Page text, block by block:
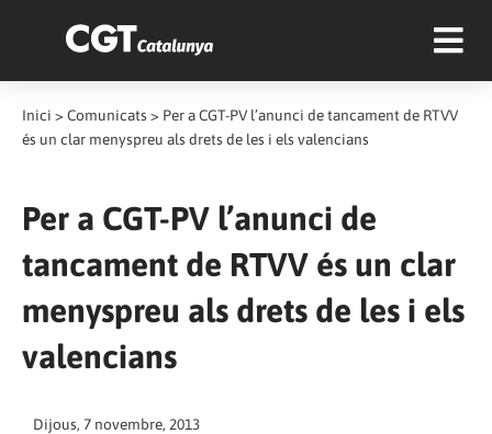
Inici > Comunicats > Per a CGT-PV l’anunci de tancament de RTVV
és un clar menyspreu als drets de les i els valencians
Per a CGT-PV l’anunci de
tancament de RTVV és un clar
menyspreu als drets de les i els
valencians
Dijous, 7 novembre, 2013